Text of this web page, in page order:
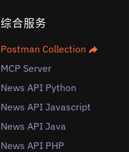
综合服务
Postman Collection
MCP Server
News API Python
News API Javascript
News API Java
News API PHP